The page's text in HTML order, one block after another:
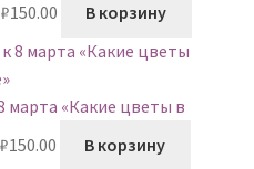
₽150.00 В корзину
марта «Какие цветы в
₽150.00 В корзину